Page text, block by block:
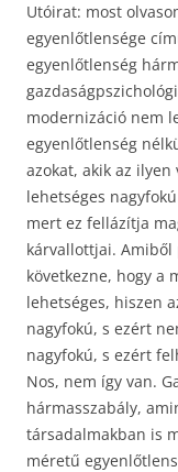
Utóirat: most
egyenlőtlensége
egyenlőtlenség
modernizáció nem
egyenlőtlenség
azokat, akik az ilyen
lehetséges
mert ez fellázítja
kárvallottjai. Amiből
következne, hogy a
lehetséges, hiszen
nagyfokú, s ezért
nagyfokú, s ezért
Nos, nem így van.
hármasszabály,
társadalmakban is
méretű